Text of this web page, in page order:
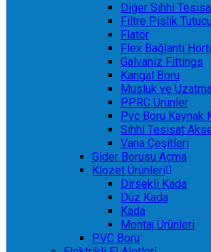
Diğer Sıhhi
Filtre Pislik Tutucu
Flatör
Flex Bağlantı
Galvaniz Fittings
Kangal Boru
Musluk ve
PPRC Ürünler
Pvc Boru Kaynak
Sıhhi Tesisat
Vana Çeşitleri
Gider Borusu Açma
Klozet Ürünleri
Dirsekli Kada
Düz Kada
Kada
Montaj Ürünleri
PVC Boru